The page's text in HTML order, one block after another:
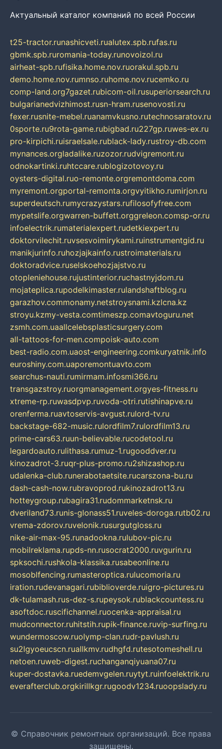
Актуальный каталог компаний по всей России
t25-tractor.runashicveti.rualutex.spb.rufas.ru
gbmk.spb.ruromania-today.runovoizol.ru
airheat-spb.rufisika.home.nov.ruorakul.spb.ru
demo.home.nov.rumnso.ruhome.nov.rucemko.ru
comp-land.org7gazet.rubicom-oil.rusuperiorsearch.ru
bulgarianedvizhimost.rusn-hram.rusenovosti.ru
fexer.rusnite-mebel.ruanamvkusno.rutechnosaratov.ru
0sporte.ru9rota-game.rubigbad.ru227gp.ruwes-ex.ru
pro-kirpichi.ruisraelsale.rublack-lady.rustroy-db.com
mynances.orgladalike.ruzozor.rudvigremont.ru
odnokartinki.ruhtccare.rublogizotovoy.ru
oysters-digital.ruo-remonte.orgremontdoma.com
myremont.orgportal-remonta.orgvyitikho.rumirjon.ru
superdeutsch.rumycrazystars.rufilosofyfree.com
mypetslife.orgwarren-buffett.orggreleon.comsp-or.ru
infoelectrik.rumaterialexpert.rudetkiexpert.ru
doktorvilechit.ruvsesvoimirykami.ruinstrumentgid.ru
manikjurinfo.ruhozjajkainfo.rustroimaterials.ru
doktoradvice.ruselskoehozjajstvo.ru
otopleniehouse.rujustinterior.ruchastnyjdom.ru
mojateplica.rupodelkimaster.rulandshaftblog.ru
garazhov.commonamy.netstroysnami.kzlcna.kz
stroyu.kzmy-vesta.comtimeszp.comavtoguru.net
zsmh.com.uaallcelebsplasticsurgery.com
all-tattoos-for-men.compoisk-auto.com
best-radio.com.uaost-engineering.comkuryatnik.info
euroshiny.com.uaporemontuavto.com
searchus-nauti.rumirmam.infosmi366.ru
transgazstroy.ruorgmanagement.orgyes-fitness.ru
xtreme-rp.ruwasdpvp.ruvoda-otri.rutishinapve.ru
orenferma.ruavtoservis-avgust.rulord-tv.ru
backstage-682-music.rulordfilm7.rulordfilm13.ru
prime-cars63.ruun-believable.rucodetool.ru
legardoauto.rulithasa.rumuz-1.rugooddver.ru
kinozadrot-3.ruqr-plus-promo.ru2shizashop.ru
udalenka-club.runerabotaetsite.rucarszona-bu.ru
dash-cash-now.rubravoprod.rukinozadrot13.ru
hotteygroup.rubagira31.rudommarketnsk.ru
dveriland73.runis-glonass51.ruveles-doroga.rutb02.ru
vrema-zdorov.ruvelonik.rusurgutgloss.ru
nike-air-max-95.runadookna.rulubov-pic.ru
mobilreklama.rupds-nn.rusocrat2000.ruvgurin.ru
spksochi.rushkola-klassika.rusabeonline.ru
mosoblfencing.rumasteroptica.rulucomoria.ru
iration.rudevanagari.rubiblioverde.ruigro-pictures.ru
dk-tulamash.rus-dez-s.rupeysok.rublackcountess.ru
asoftdoc.ruscifichannel.ruocenka-appraisal.ru
mudconnector.ruhitstih.rupik-finance.ruvip-surfing.ru
wundermoscow.ruolymp-clan.rudr-pavlush.ru
su2lgyoeucscn.ruallkmv.rudhgfd.rutesotomeshell.ru
netoen.ruweb-digest.ruchanganqiyuana07.ru
kuper-dostavka.ruedemvgelen.ruytyt.ruinfoelektrik.ru
everafterclub.orgkirillkgr.rugoodv1234.ruoopslady.ru
© Справочник ремонтных организаций. Все права
защищены.